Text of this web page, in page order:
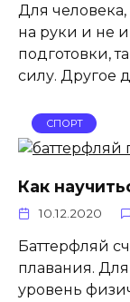
Для человека,
на руки и не
подготовки,
силу. Другое
СПОРТ
Как
10.12.2020
Баттерфляй
плавания.
уровень